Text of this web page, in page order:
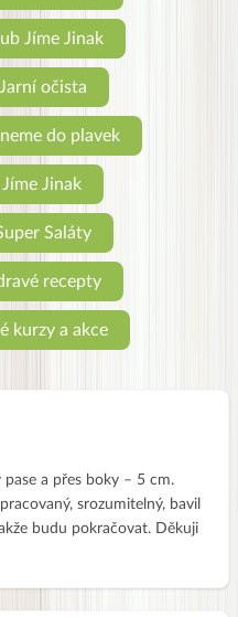
Jíme Jinak
očista
do plavek
Jinak
Saláty
recepty
kurzy a akce
a přes boky – 5 cm.
srozumitelný, bavil
budu pokračovat. Děkuji